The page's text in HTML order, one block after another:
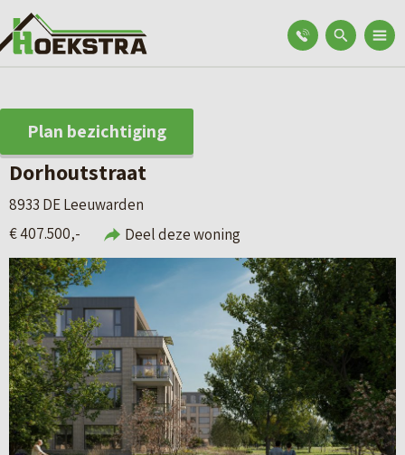
Plan bezichtiging
Dorhoutstraat
8933 DE Leeuwarden
€ 407.500,-
Deel deze woning